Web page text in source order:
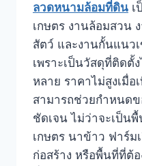
ลวดหนามล้อมที่ดิน เ
เกษตร งานล้อมสวน
สัตว์ และงานกั้นแนว
เพราะเป็นวัสดุที่ติดตั้
หลาย ราคาไม่สูงเมื่อ
สามารถช่วยกำหนด
ชัดเจน ไม่ว่าจะเป็น
เกษตร นาข้าว ฟาร์ม
ก่อสร้าง หรือพื้นที่ที่ต้